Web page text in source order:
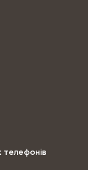
телефонів